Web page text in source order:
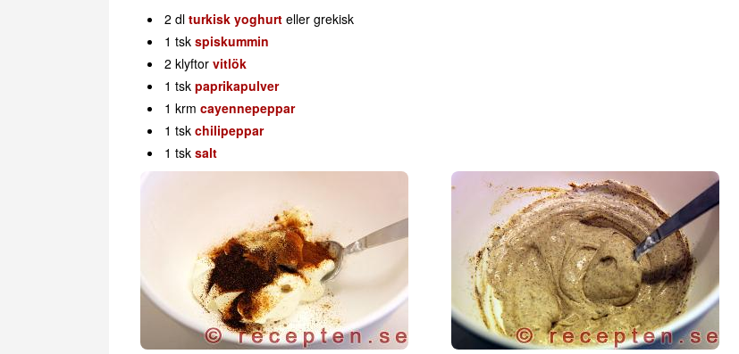
2 dlturkisk yoghurt eller grekisk
1 tskspiskummin
2 klyftorvitlök
1 tskpaprikapulver
1 krmcayennepeppar
1 tskchilipeppar
1 tsksalt